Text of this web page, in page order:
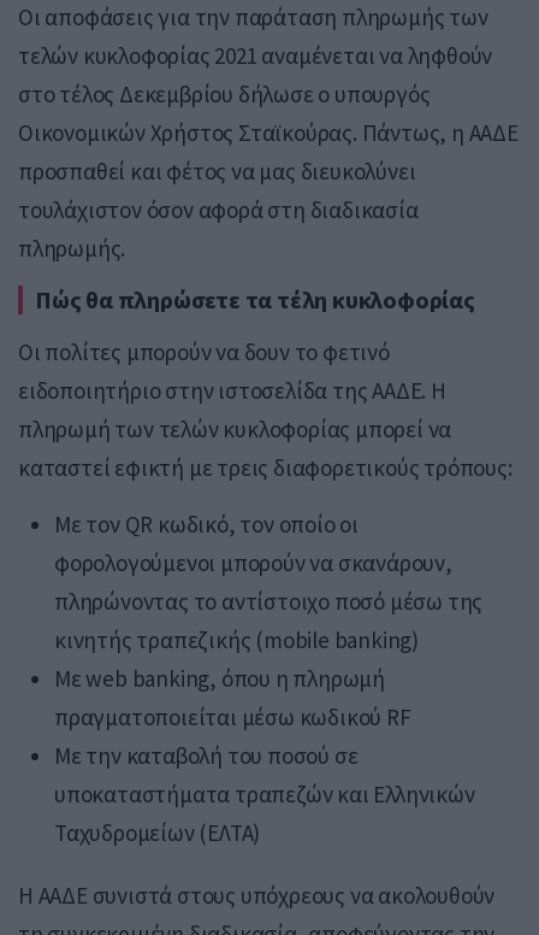
Οι αποφάσεις για την παράταση πληρωμής των
τελών κυκλοφορίας 2021 αναμένεται να ληφθούν
στο τέλος Δεκεμβρίου δήλωσε ο υπουργός
Οικονομικών Χρήστος Σταϊκούρας. Πάντως, η ΑΑΔΕ
προσπαθεί και φέτος να μας διευκολύνει
τουλάχιστον όσον αφορά στη διαδικασία
πληρωμής.
Πώς θα πληρώσετε τα τέλη κυκλοφορίας
Οι πολίτες μπορούν να δουν το φετινό
ειδοποιητήριο στην ιστοσελίδα της ΑΑΔΕ. Η
πληρωμή των τελών κυκλοφορίας μπορεί να
καταστεί εφικτή με τρεις διαφορετικούς τρόπους:
Με τον QR κωδικό, τον οποίο οι
φορολογούμενοι μπορούν να σκανάρουν,
πληρώνοντας το αντίστοιχο ποσό μέσω της
κινητής τραπεζικής (mobile banking)
Με web banking, όπου η πληρωμή
πραγματοποιείται μέσω κωδικού RF
Με την καταβολή του ποσού σε
υποκαταστήματα τραπεζών και Ελληνικών
Ταχυδρομείων (ΕΛΤΑ)
Η ΑΑΔΕ συνιστά στους υπόχρεους να ακολουθούν